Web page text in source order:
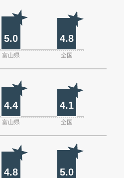
5.0 4.8
富山県 全国
4.4 4.1
富山県 全国
4.8 5.0